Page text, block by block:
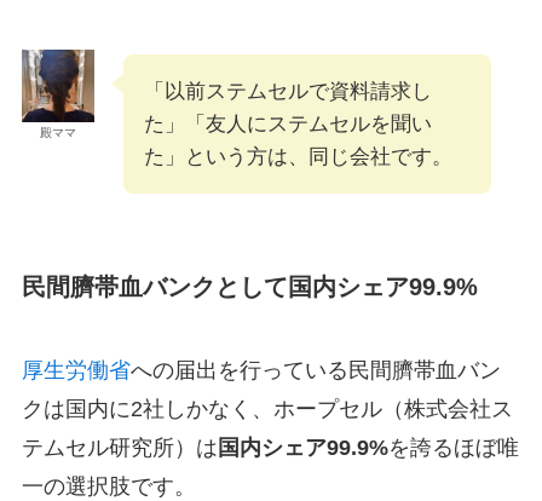
殿ママ
「以前ステムセルで資料請求し
た」「友人にステムセルを聞い
た」という方は、同じ会社です。
民間臍帯血バンクとして国内シェア99.9%
厚生労働省への届出を行っている民間臍帯血バン
クは国内に2社しかなく、ホープセル（株式会社ス
テムセル研究所）は 国内シェア99.9%を誇るほぼ唯
一の選択肢です。